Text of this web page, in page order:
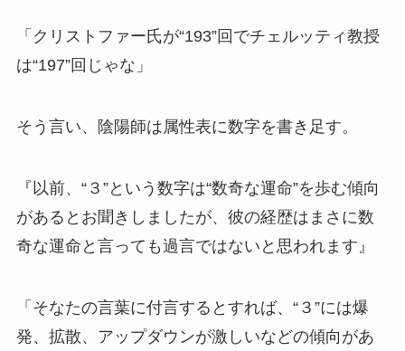
「クリストファー氏が“193”回でチェルッティ教授
は“197”回じゃな」
そう言い、陰陽師は属性表に数字を書き足す。
『以前、“３”という数字は“数奇な運命”を歩む傾向
があるとお聞きしましたが、彼の経歴はまさに数
奇な運命と言っても過言ではないと思われます』
「そなたの言葉に付言するとすれば、“３”には爆
発、拡散、アップダウンが激しいなどの傾向があ